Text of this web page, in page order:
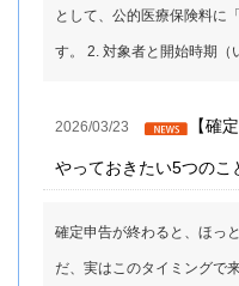
として、公的医療保険料に
す。 2. 対象者と開始時期（
2026/03/23 【確
やっておきたい5つのこ
確定申告が終わると、ほっ
だ、実はこのタイミングで